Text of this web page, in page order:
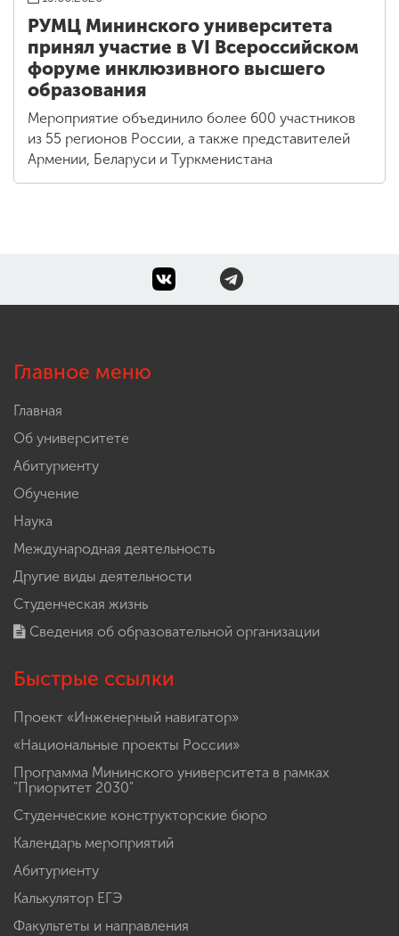
РУМЦ Мининского университета
принял участие в VI Всероссийском
форуме инклюзивного высшего
образования
Мероприятие объединило более 600 участников
из 55 регионов России, а также представителей
Армении, Беларуси и Туркменистана
Главное меню
Главная
Об университете
Абитуриенту
Обучение
Наука
Международная деятельность
Другие виды деятельности
Студенческая жизнь
Сведения об образовательной организации
Быстрые ссылки
Проект «Инженерный навигатор»
«Национальные проекты России»
Программа Мининского университета в рамках
"Приоритет 2030"
Студенческие конструкторские бюро
Календарь мероприятий
Абитуриенту
Калькулятор ЕГЭ
Факультеты и направления